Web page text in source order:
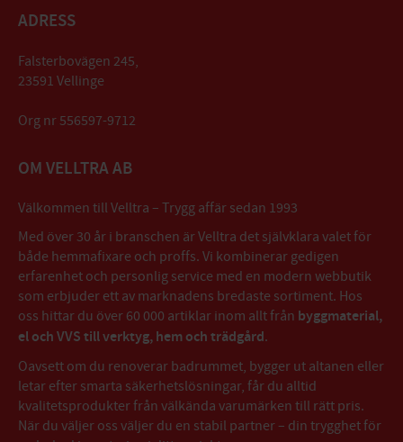
ADRESS
Falsterbovägen 245,
23591 Vellinge
Org nr 556597-9712
OM VELLTRA AB
Välkommen till Velltra – Trygg affär sedan 1993
Med över 30 år i branschen är Velltra det självklara valet för
både hemmafixare och proffs. Vi kombinerar gedigen
erfarenhet och personlig service med en modern webbutik
som erbjuder ett av marknadens bredaste sortiment. Hos
oss hittar du över 60 000 artiklar inom allt från byggmaterial,
el och VVS till verktyg, hem och trädgård.
Oavsett om du renoverar badrummet, bygger ut altanen eller
letar efter smarta säkerhetslösningar, får du alltid
kvalitetsprodukter från välkända varumärken till rätt pris.
När du väljer oss väljer du en stabil partner – din trygghet för